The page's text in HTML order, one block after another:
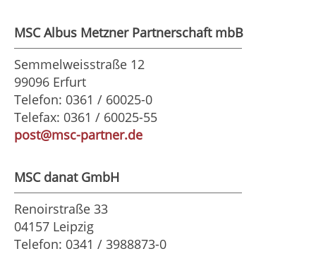
MSC Albus Metzner Partnerschaft mbB
Semmelweisstraße 12
99096 Erfurt
Telefon: 0361 / 60025-0
Telefax: 0361 / 60025-55
post@msc-partner.de
MSC danat GmbH
Renoirstraße 33
04157 Leipzig
Telefon: 0341 / 3988873-0